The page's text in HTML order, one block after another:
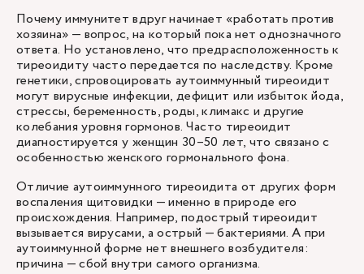
Почему иммунитет вдруг начинает «работать против
хозяина» — вопрос, на который пока нет однозначного
ответа. Но установлено, что предрасположенность к
тиреоидиту часто передается по наследству. Кроме
генетики, спровоцировать аутоиммунный тиреоидит
могут вирусные инфекции, дефицит или избыток йода,
стрессы, беременность, роды, климакс и другие
колебания уровня гормонов. Часто тиреоидит
диагностируется у женщин 30–50 лет, что связано с
особенностью женского гормонального фона.
Отличие аутоиммунного тиреоидита от других форм
воспаления щитовидки — именно в природе его
происхождения. Например, подострый тиреоидит
вызывается вирусами, а острый — бактериями. А при
аутоиммунной форме нет внешнего возбудителя:
причина — сбой внутри самого организма.